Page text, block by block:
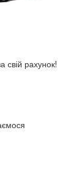
свій рахунок!